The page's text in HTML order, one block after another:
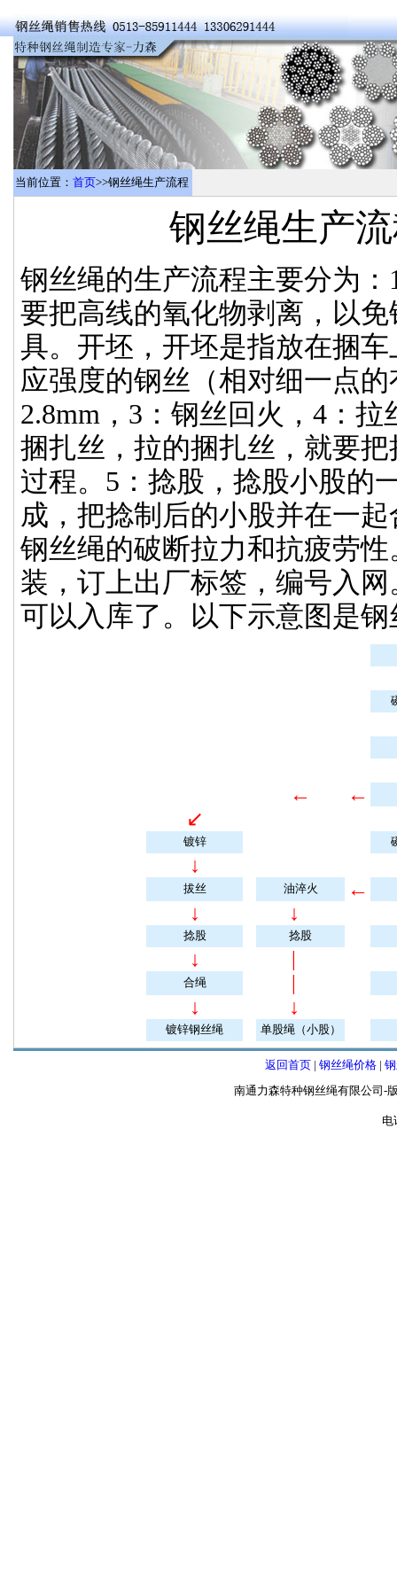
当前位置： 首页>>钢丝绳生产流程
钢丝绳生产
钢丝绳的生产流程主要分为
要把高线的氧化物剥离，以
具。开坯，开坯是指放在捆
应强度的钢丝（相对细一点
2.8mm，3：钢丝回火，4：
捆扎丝，拉的捆扎丝，就要
过程。5：捻股，捻股小股的
成，把捻制后的小股并在一
钢丝绳的破断拉力和抗疲劳
装，订上出厂标签，编号入
可以入库了。以下示意图是
←
←
↙
镀锌
↓
拔丝 油淬火
←
↓
↓
捻股 捻股
↓ |
合绳
|
↓
↓
镀锌钢丝绳 单股绳（小股）
返回首页| 钢丝绳价格|
南通力森特种钢丝绳有限公司-
电